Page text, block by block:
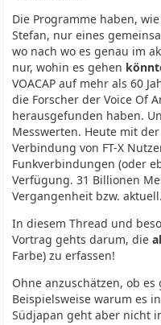
Die Programme haben,
Stefan, nur eines
wo nach wo es genau im
nur, wohin es gehen
VOACAP auf mehr als 60
die Forscher der Voice Of
herausgefunden haben.
Messwerten. Heute mit
Verbindung von FT-X
Funkverbindungen (oder
Verfügung. 31 Billionen
Vergangenheit bzw. aktuell.
In diesem Thread und
Vortrag gehts darum, die
Farbe) zu erfassen!
Ohne anzuschätzen, ob
Beispielsweise warum es
Südjapan geht aber nicht